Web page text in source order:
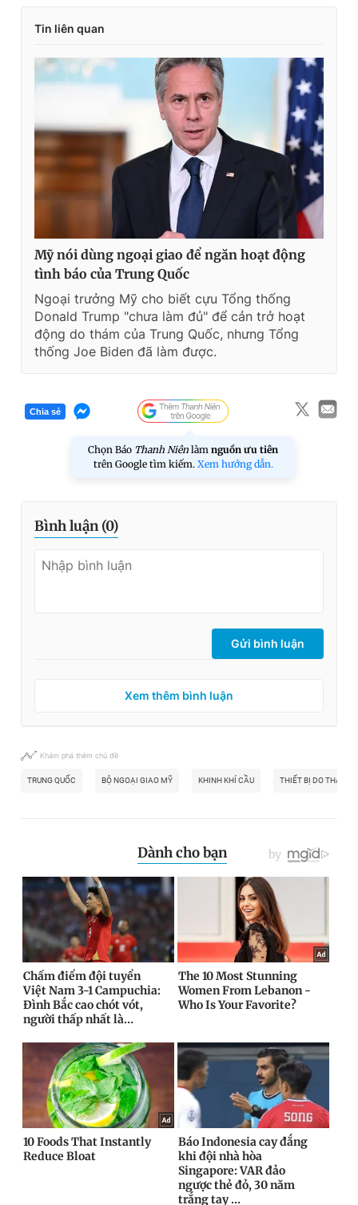
Tin liên quan
Mỹ nói dùng ngoại giao để ngăn hoạt động
tình báo của Trung Quốc
Ngoại trưởng Mỹ cho biết cựu Tổng thống
Donald Trump "chưa làm đủ" để cản trở hoạt
động do thám của Trung Quốc, nhưng Tổng
thống Joe Biden đã làm được.
Chia sẻ
Chọn Báo Thanh Niên làm nguồn ưu tiên
trên Google tìm kiếm. Xem hướng dẫn.
Bình luận (0)
Gửi bình luận
Xem thêm bình luận
Khám phá thêm chủ đề
TRUNG QUỐC BỘ NGOẠI GIAO MỸ KHINH KHÍ CẦU THIẾT BỊ DO THÁM